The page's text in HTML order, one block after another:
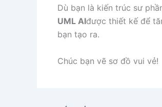
Dù bạn là kiến trúc sư
UML AIđược thiết kế để
bạn tạo ra.
Chúc bạn vẽ sơ đồ vui vẻ!